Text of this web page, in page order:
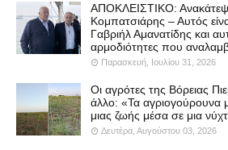
ΑΠΟΚΛΕΙΣΤΙΚΟ:
Κομπατσιάρης – Αυτός
Γαβριήλ Αμανατίδης και
αρμοδιότητες που
Παρασκευή, Ιουλίου 31, 2026
Οι αγρότες της Βόρειας
άλλο: «Τα αγριογούρουνα
μιας ζωής μέσα σε μια
Δευτέρα, Αυγούστου 03, 2026